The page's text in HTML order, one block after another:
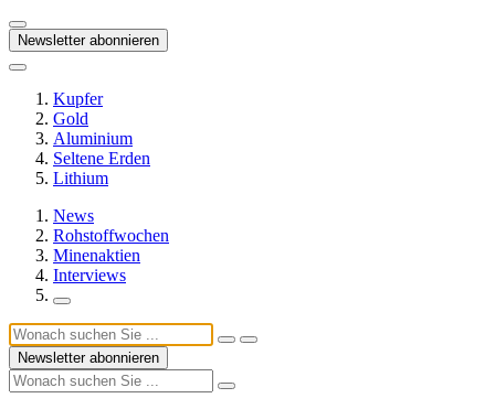
Newsletter abonnieren
Kupfer
Gold
Aluminium
Seltene Erden
Lithium
News
Rohstoffwochen
Minenaktien
Interviews
Newsletter abonnieren